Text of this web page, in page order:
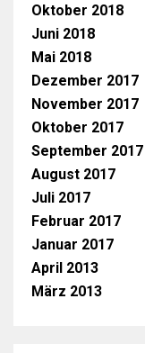
Oktober 2018
Juni 2018
Mai 2018
Dezember 2017
November 2017
Oktober 2017
September 2017
August 2017
Juli 2017
Februar 2017
Januar 2017
April 2013
März 2013